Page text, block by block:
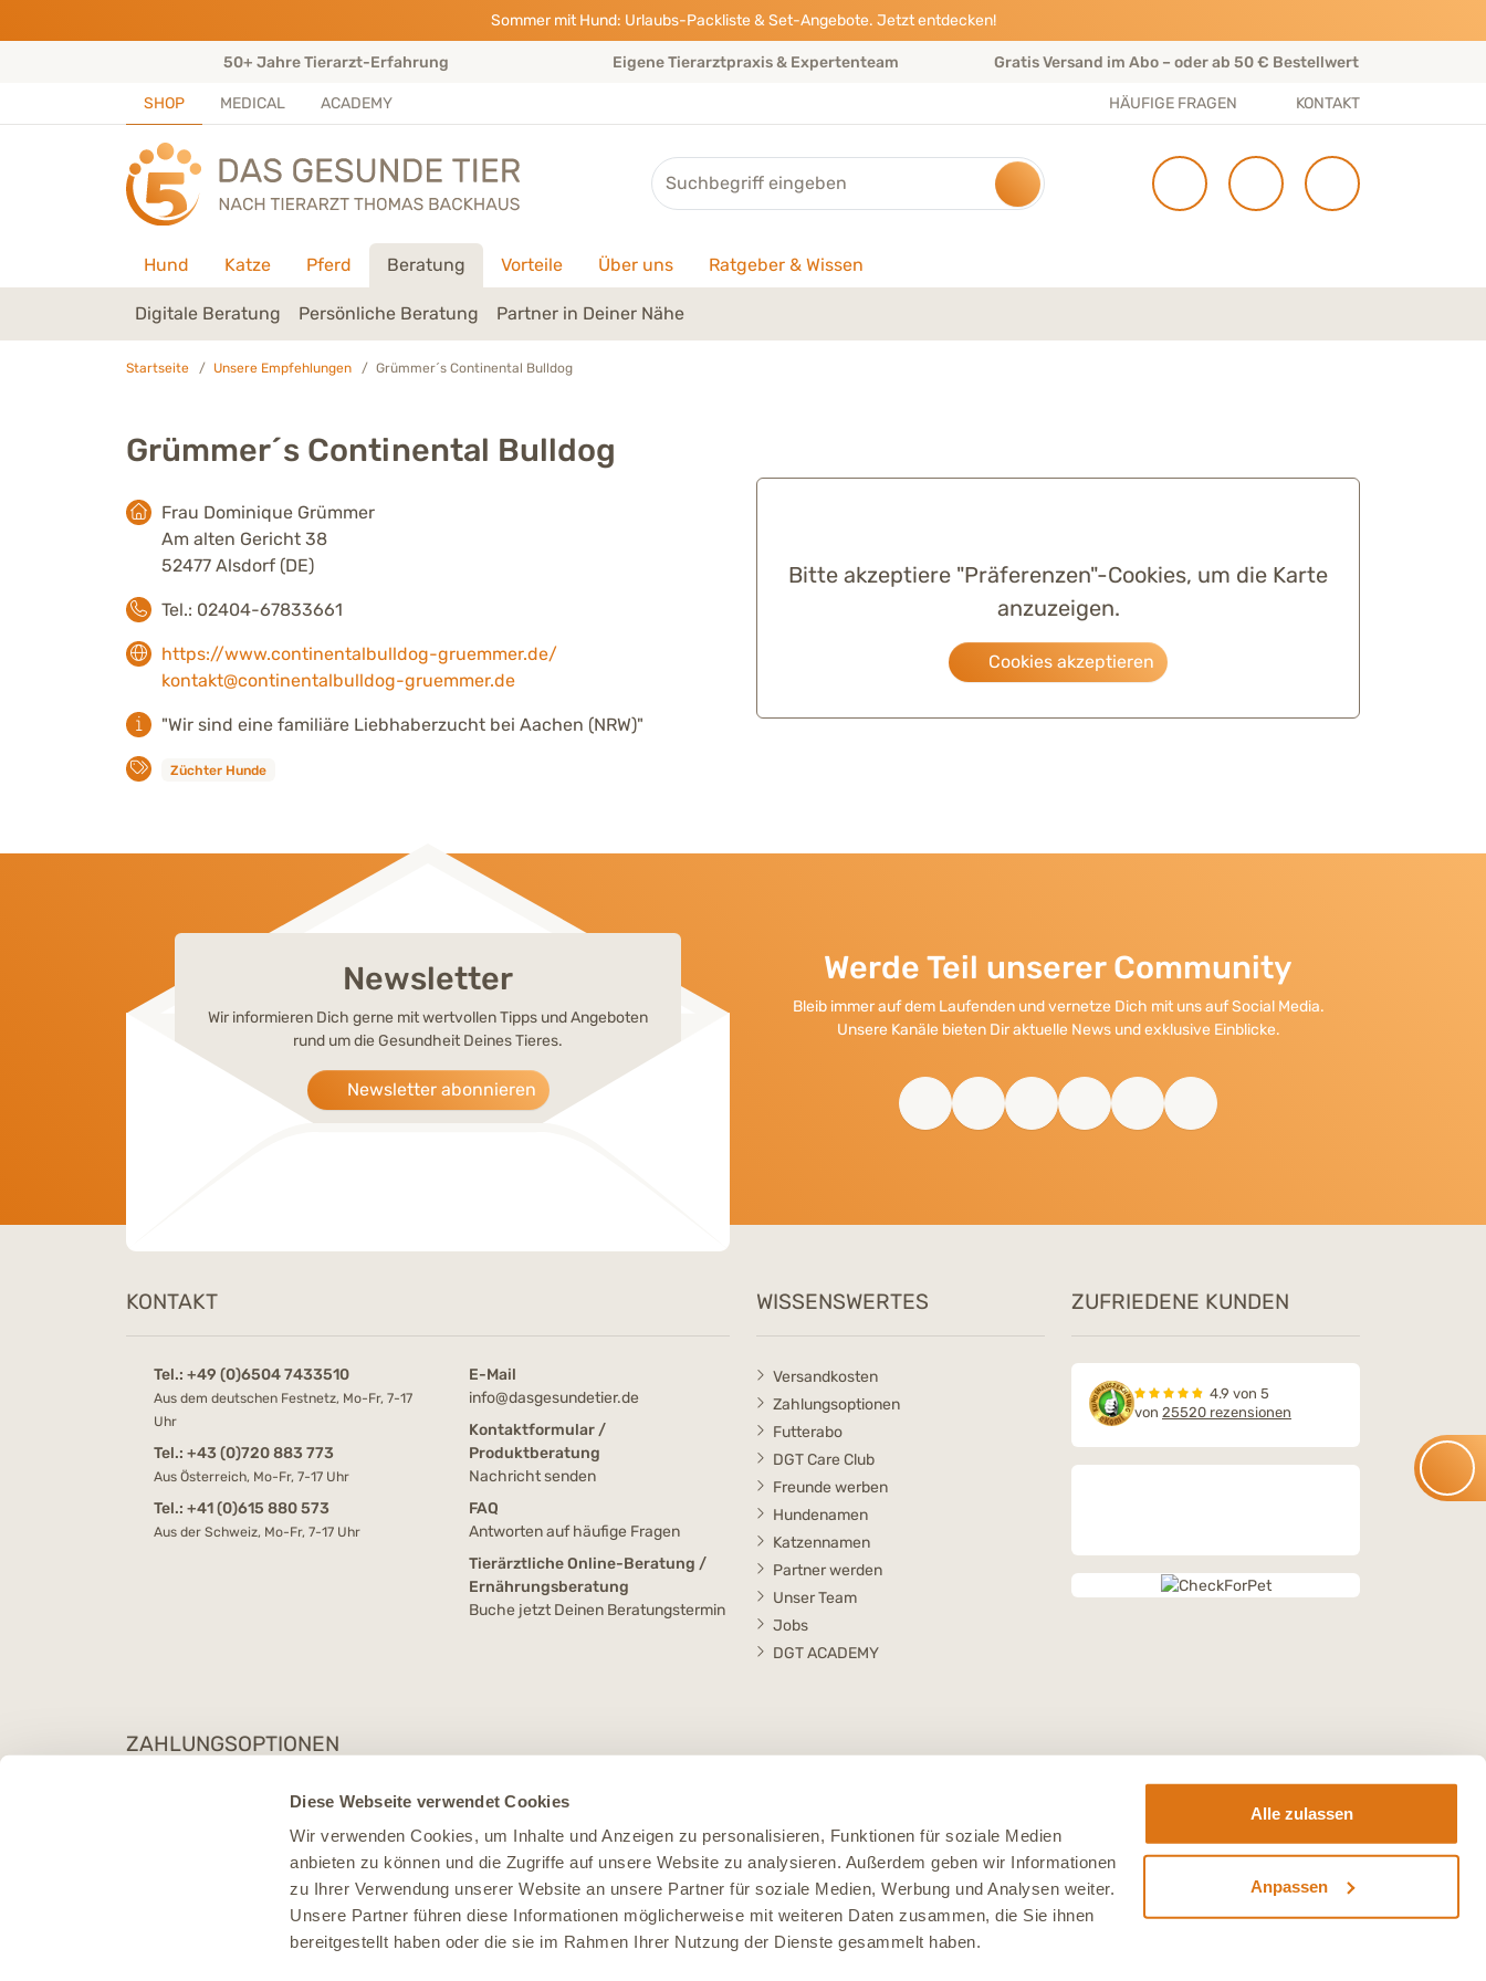
Diese Webseite verwendet Cookies
Wir verwenden Cookies, um Inhalte und Anzeigen zu personalisieren, Funktionen für soziale Medien
anbieten zu können und die Zugriffe auf unsere Website zu analysieren. Außerdem geben wir Informationen
zu Ihrer Verwendung unserer Website an unsere Partner für soziale Medien, Werbung und Analysen weiter.
Unsere Partner führen diese Informationen möglicherweise mit weiteren Daten zusammen, die Sie ihnen
bereitgestellt haben oder die sie im Rahmen Ihrer Nutzung der Dienste gesammelt haben.
Alle zulassen
Anpassen
Sommer mit Hund: Urlaubs-Packliste & Set-Angebote. Jetzt entdecken!
50+ Jahre Tierarzt-Erfahrung Eigene Tierarztpraxis & Expertenteam Gratis Versand im Abo – oder ab 50 € Bestellwert
SHOP MEDICAL ACADEMY HÄUFIGE FRAGEN KONTAKT
Suche
Hund Katze Pferd Beratung Vorteile Über uns Ratgeber & Wissen
Digitale Beratung Persönliche Beratung Partner in Deiner Nähe
Startseite Unsere Empfehlungen Grümmer´s Continental Bulldog
Grümmer´s Continental Bulldog
Frau Dominique Grümmer
Am alten Gericht 38
52477 Alsdorf (DE)
Tel.: 02404-67833661
https://www.continentalbulldog-gruemmer.de/
kontakt@continentalbulldog-gruemmer.de
"Wir sind eine familiäre Liebhaberzucht bei Aachen (NRW)"
Züchter Hunde
Bitte akzeptiere "Präferenzen"-Cookies, um die Karte
anzuzeigen.
Cookies akzeptieren
Newsletter
Wir informieren Dich gerne mit wertvollen Tipps und Angeboten
rund um die Gesundheit Deines Tieres.
Newsletter abonnieren
Werde Teil unserer Community
Bleib immer auf dem Laufenden und vernetze Dich mit uns auf Social Media.
Unsere Kanäle bieten Dir aktuelle News und exklusive Einblicke.
KONTAKT
Tel.: +49 (0)6504 7433510
Aus dem deutschen Festnetz, Mo-Fr, 7-17
Uhr
Tel.: +43 (0)720 883 773
Aus Österreich, Mo-Fr, 7-17 Uhr
Tel.: +41 (0)615 880 573
Aus der Schweiz, Mo-Fr, 7-17 Uhr
E-Mail
info@dasgesundetier.de
Kontaktformular /
Produktberatung
Nachricht senden
FAQ
Antworten auf häufige Fragen
Tierärztliche Online-Beratung /
Ernährungsberatung
Buche jetzt Deinen Beratungstermin
WISSENSWERTES
Versandkosten
Zahlungsoptionen
Futterabo
DGT Care Club
Freunde werben
Hundenamen
Katzennamen
Partner werden
Unser Team
Jobs
DGT ACADEMY
ZUFRIEDENE KUNDEN
4.9 von 5
von 25520 rezensionen
ZAHLUNGSOPTIONEN
Impressum Datenschutz Widerruf AGB Cookie Einstellungen